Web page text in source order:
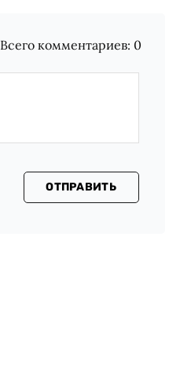
Всего комментариев: 0
ОТПРАВИТЬ